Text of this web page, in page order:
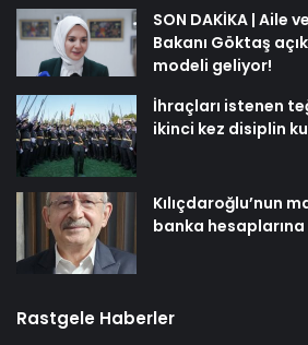
SON DAKİKA | Aile
Bakanı Göktaş
modeli geliyor!
İhraçları istenen
ikinci kez disiplin
Kılıçdaroğlu’nun
banka
Rastgele Haberler